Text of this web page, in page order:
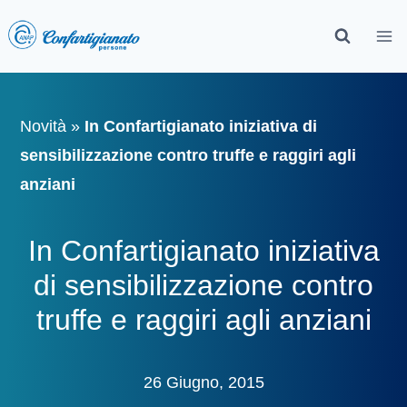
Novità » In Confartigianato iniziativa di
sensibilizzazione contro truffe e raggiri agli
anziani
In Confartigianato iniziativa
di sensibilizzazione contro
truffe e raggiri agli anziani
26 Giugno, 2015